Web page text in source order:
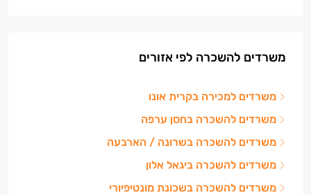
משרדים להשכרה לפי אזורים
משרדים למכירה בקרית אונו
משרדים להשכרה בחסן ערפה
משרדים להשכרה בשרונה / הארבעה
משרדים להשכרה ביגאל אלון
משרדים להשכרה בשכונת מונטיפיורי